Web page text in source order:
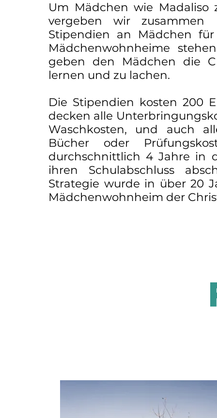
Um Mädchen wie
vergeben wir zusammen
Stipendien an Mädchen
Mädchenwohnheime
geben den Mädchen die
lernen und zu lachen.
Die Stipendien kosten 200
decken alle
Waschkosten, und auch
Bücher oder
durchschnittlich 4 Jahre in
ihren Schulabschluss
Strategie wurde in über 20
Mädchenwohnheim der